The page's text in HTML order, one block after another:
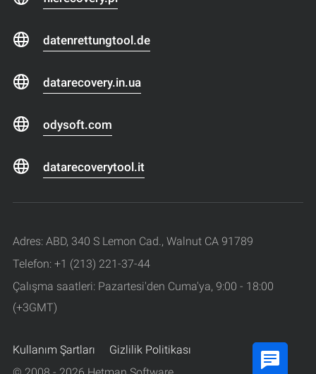
datenrettungtool.de
datarecovery.in.ua
odysoft.com
datarecoverytool.it
Adres: ABD, 340 S Lemon Cad., Walnut CA 91789
Telefon: +1 (213) 221-37-44
Çalışma saatleri: Pazartesi'den Cuma'ya, 9:00 - 18:00
(+3GMT)
Kullanım Şartları
Gizlilik Politikası